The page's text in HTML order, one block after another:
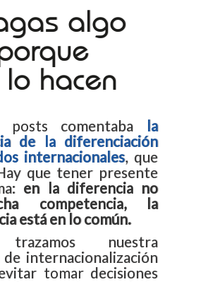
algo
hacen
comentaba la
de la diferenciación
internacionales, que
que tener presente
en la diferencia no
competencia, la
está en lo común.
trazamos nuestra
internacionalización
tomar decisiones